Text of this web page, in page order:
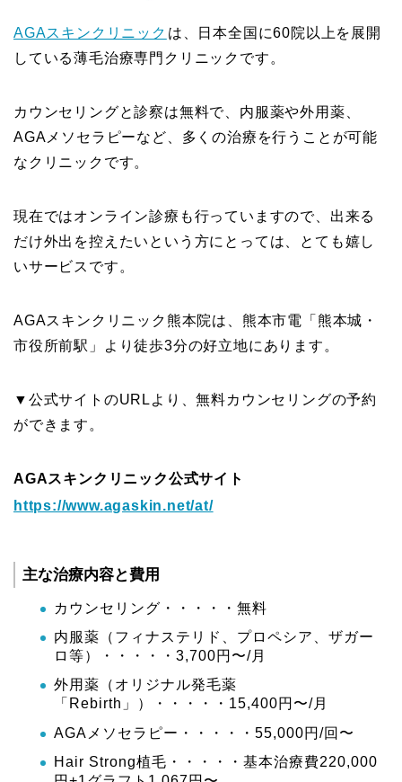
AGAスキンクリニック は、日本全国に60院以上を展開
している薄毛治療専門クリニックです。
カウンセリングと診察は無料で、内服薬や外用薬、
AGAメソセラピーなど、多くの治療を行うことが可能
なクリニックです。
現在ではオンライン診療も行っていますので、出来る
だけ外出を控えたいという方にとっては、とても嬉し
いサービスです。
AGAスキンクリニック熊本院は、熊本市電「熊本城・
市役所前駅」より徒歩3分の好立地にあります。
▼公式サイトのURLより、無料カウンセリングの予約
ができます。
AGAスキンクリニック公式サイト
https://www.agaskin.net/at/
主な治療内容と費用
カウンセリング・・・・・無料
内服薬（フィナステリド、プロペシア、ザガー
ロ等）・・・・・3,700円〜/月
外用薬（オリジナル発毛薬
「Rebirth」）・・・・・15,400円〜/月
AGAメソセラピー・・・・・55,000円/回〜
Hair Strong植毛・・・・・基本治療費220,000